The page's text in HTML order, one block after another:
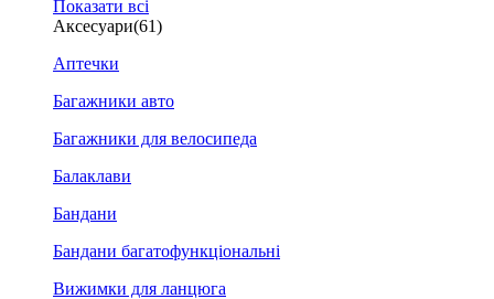
Показати всі
Аксесуари(61)
Аптечки
Багажники авто
Багажники для велосипеда
Балаклави
Бандани
Бандани багатофункціональні
Вижимки для ланцюга